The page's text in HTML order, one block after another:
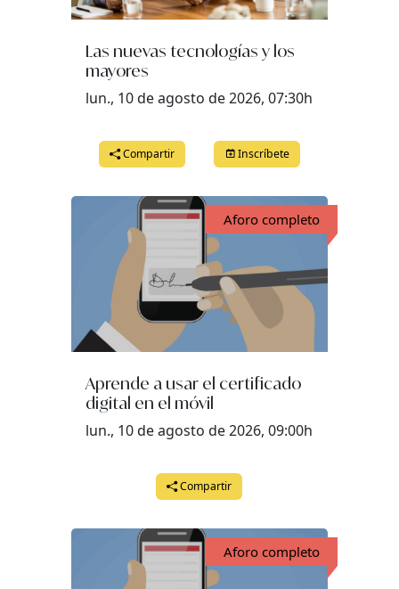
Las nuevas tecnologías y los
mayores
lun., 10 de agosto de 2026, 07:30h
Compartir Inscríbete
Aforo completo
Aprende a usar el certificado
digital en el móvil
lun., 10 de agosto de 2026, 09:00h
Compartir
Aforo completo